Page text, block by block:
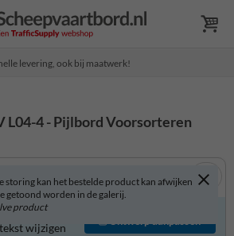
levering, ook bij maatwerk!
L04-4 - Pijlbord Voorsorteren
storing kan het bestelde product kan afwijken
getoond worden in de galerij.
product
wijzigen
Ontwerp aanpassen